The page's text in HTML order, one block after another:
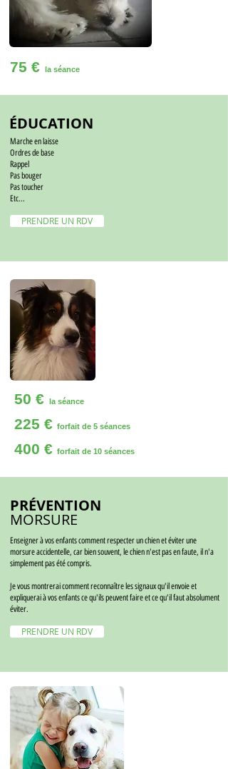
75 € la séance
ÉDUCATION
Marche en laisse
Ordres de base
Rappel
Pas bouger
Pas toucher
Etc...
PRENDRE UN RDV
50 € la séance
225 € forfait de 5 séances
400 € forfait de 10 séances
PRÉVENTION
MORSURE
Enseigner à vos enfants comment respecter un chien et éviter une
morsure accidentelle, car bien souvent, le chien n'est pas en faute, il n'a
simplement pas été compris.
Je vous montrerai comment reconnaître les signaux qu'il envoie et
expliquerai à vos enfants ce qu'ils peuvent faire et ce qu'il faut absolument
éviter.
PRENDRE UN RDV